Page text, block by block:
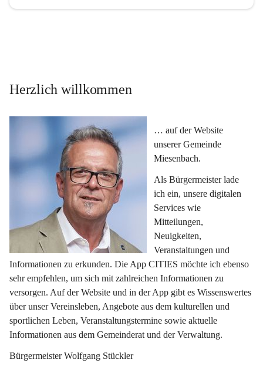
Herzlich willkommen
… auf der Website
unserer Gemeinde
Miesenbach.
Als Bürgermeister lade
ich ein, unsere digitalen
Services wie
Mitteilungen,
Neuigkeiten,
Veranstaltungen und
Informationen zu erkunden. Die App CITIES möchte ich ebenso
sehr empfehlen, um sich mit zahlreichen Informationen zu
versorgen. Auf der Website und in der App gibt es Wissenswertes
über unser Vereinsleben, Angebote aus dem kulturellen und
sportlichen Leben, Veranstaltungstermine sowie aktuelle
Informationen aus dem Gemeinderat und der Verwaltung.
Bürgermeister Wolfgang Stückler